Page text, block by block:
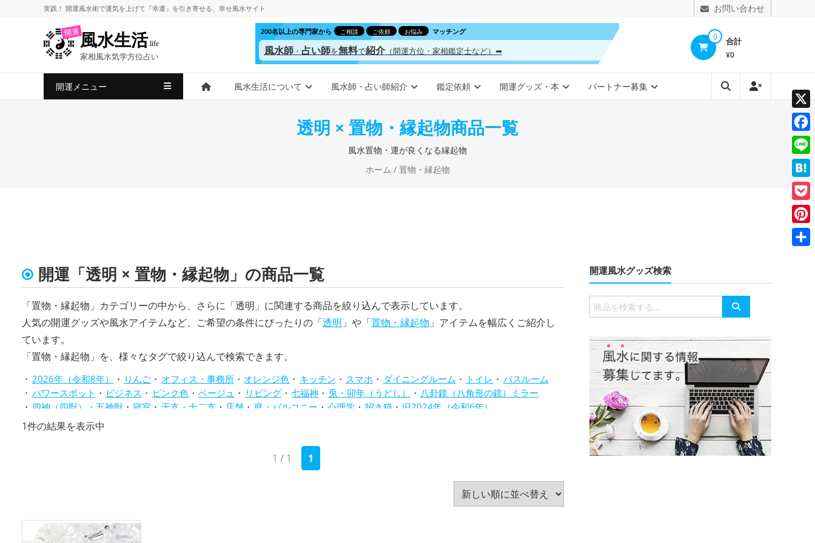
ス
実践！ 開運風水術で運気を上げて 『幸運』を引き寄せる、 幸せ風水サイト お問い合わせ
開運風水生活.life
家相風水気学方位占い
0 合計
¥0
200名以上の専門家から ご相談 ご依頼 お悩み マッチング
風水師・ 占い師を無料で紹介（開運方位・家相鑑定士など）➡
開運メニュー 風水生活について 風水師・占い師紹介 鑑定依頼 開運グッズ・本 パートナー募集
透明 × 置物・縁起物商品一覧
風水置物・運が良くなる縁起物
ホーム / 置物・縁起物
開運「透明 × 置物・縁起物」の商品一覧
「置物・縁起物」カテゴリーの中から、さらに「透明」に関連する商品を絞り込んで表示しています。
人気の開運グッズや風水アイテムなど、ご希望の条件にぴったりの「透明 」や「置物・縁起物 」アイテムを幅広くご紹介し
ています。
「置物・縁起物」を、様々なタグで絞り込んで検索できます。
2026年（令和8年）
りんご オフィス・事務所 オレンジ色 キッチン スマホ ダイニングルーム トイレ
バスルーム
パワースポット
ビジネス ピンク色 ベージュ リビング 七福神 兎・卯年（うどし）
八卦鏡（八角形の鏡）ミラー
四神（四獣）・五神獣
寝室 干支・十二支 店舗 庭・バルコニー 心理学 招き猫
旧2024年（令和6年）
旧2025年（令和7年）
神社仏閣
紫色
1件の結果を表示中
1 / 1 1
開運風水グッズ検索
検
索
象:
X
Line